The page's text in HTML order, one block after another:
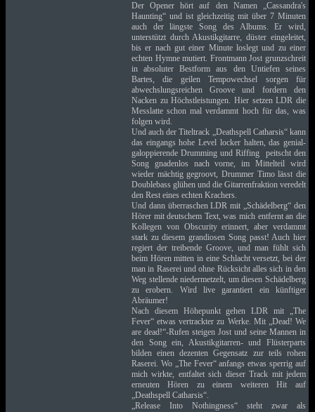
Der Opener hört auf den Namen „Cassandra's
Haunting“ und ist gleichzeitig mit über 7 Minuten
auch der längste Song des Albums. Er wird,
unterstützt durch Akustikgitarre, düster eingeleitet,
bis er nach gut einer Minute loslegt und zu einer
echten Hymne mutiert. Frontmann Jost grunzschreit
in absoluter Bestform aus den Untiefen seines
Bartes, die geilen Tempowechsel sorgen für
abwechslungsreichen Groove und fordern den
Nacken zu Höchstleistungen. Hier setzen LDR die
Messlatte schon mal verdammt hoch für das, was
folgen wird.
Und auch der Titeltrack „Deathspell Catharsis“ kann
das eingangs hohe Level locker halten, das genial-
galoppierende Drumming und Riffing peitscht den
Song gnadenlos nach vorne, im Mittelteil wird
wieder mächtig gegroovt, Drummer Timo lässt die
Doublebass glühen und die Gitarrenfraktion veredelt
den Rest eines echten Krachers.
Und dann überraschen LDR mit „Schädelberg“ den
Hörer mit deutschem Text, was mich entfernt an die
Kollegen von Obscurity erinnert, aber verdammt
stark zu diesem grandiosen Song passt! Auch hier
regiert der treibende Groove, und man fühlt sich
beim Hören mitten in eine Schlacht versetzt, bei der
man in Raserei und ohne Rücksicht alles sich in den
Weg stellende niedermetzelt, um diesen Schädelberg
zu erobern. Wird live garantiert ein künftiger
Abräumer!
Nach diesem Höhepunkt gehen LDR mit „The
Fever“ etwas vertrackter zu Werke. Mit „Dead! We
are dead!“-Rufen steigen Jost und seine Mannen in
den Song ein, Akustikgitarren- und Flüsterparts
bilden einen dezenten Gegensatz zur teils rohen
Raserei. Wo „The Fever“ anfangs etwas sperrig auf
mich wirkte, entfaltet sich dieser Track mit jedem
erneuten Hören zu einem weiteren Hit auf
„Deathspell Catharsis“.
„Release Into Nothingness“ steht zwar als